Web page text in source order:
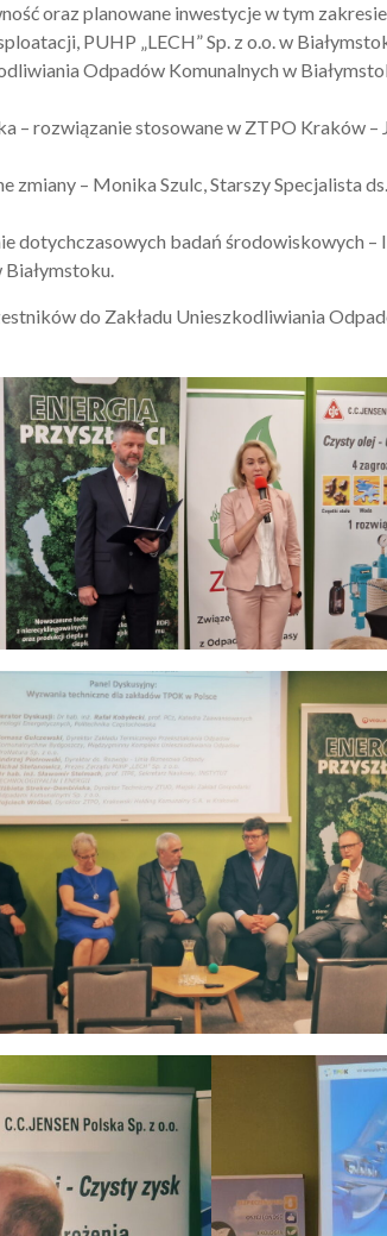
oraz planowane inwestycje w tym
PUHP „LECH” Sp. z o.o. w
Odpadów Komunalnych w
– rozwiązanie stosowane w ZTPO Kraków
– Monika Szulc, Starszy Specjalista
dotychczasowych badań środowiskowych
Białymstoku.
do Zakładu Unieszkodliwiania